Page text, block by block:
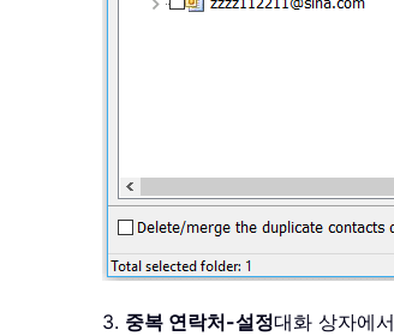
3. 중복 연락처-설정대화 상자에서